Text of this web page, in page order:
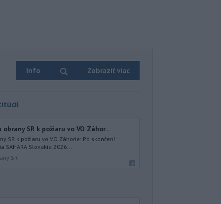
Info Zobraziť viac
SR k požiaru vo VO Záhor...
SR k požiaru vo VO Záhorie: Po skončení
SAHARA Slovakia 2026...
SR